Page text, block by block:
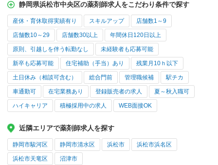
静岡県浜松市中央区の薬剤師求人をこだわり条件で探す
産休・育休取得実績有り スキルアップ 店舗数1～9
店舗数10～29 店舗数30以上 年間休日120日以上
原則、引越しを伴う転勤なし 未経験者も応募可能
新卒も応募可能 住宅補助（手当）あり 残業月10ｈ以下
土日休み（相談可含む） 総合門前 管理職候補 駅チカ
車通勤可 在宅業務あり 登録販売者の求人 夏～秋入職可
ハイキャリア 積極採用中の求人 WEB面接OK
近隣エリアで薬剤師求人を探す
静岡市駿河区 静岡市清水区 浜松市 浜松市浜名区
浜松市天竜区 沼津市